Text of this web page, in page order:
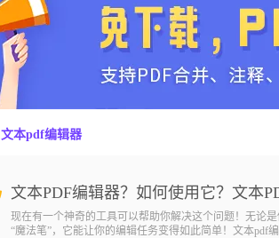
文本pdf编辑器
文本PDF编辑器？如何使用它？文本
现在有一个神奇的工具可以帮助你解决这个问题！无论
“魔法笔”，它能让你的编辑任务变得如此简单！文本pdf